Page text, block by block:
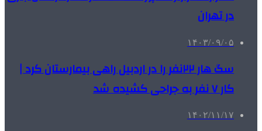
در تهران
۱۴۰۳/۰۹/۰۵
سگ هار ۲۲نفر را در اردبیل راهی بیمارستان کرد |
کار ۷ نفر به جراحی کشیده شد
۱۴۰۲/۱۱/۱۷